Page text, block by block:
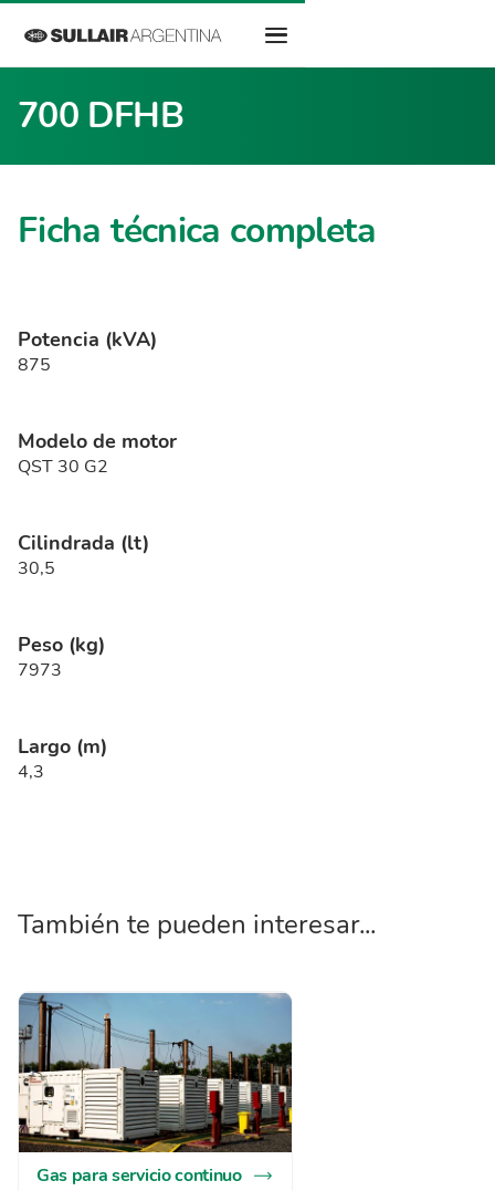
700 DFHB
Ficha técnica completa
Potencia (kVA)
875
Modelo de motor
QST 30 G2
Cilindrada (lt)
30,5
Peso (kg)
7973
Largo (m)
4,3
También te pueden interesar...
Gas para servicio continuo